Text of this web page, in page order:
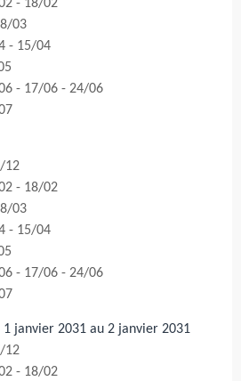
- 18/02
03
- 15/04
- 17/06 - 24/06
12
- 18/02
03
- 15/04
- 17/06 - 24/06
1 janvier 2031 au 2 janvier 2031
12
- 18/02